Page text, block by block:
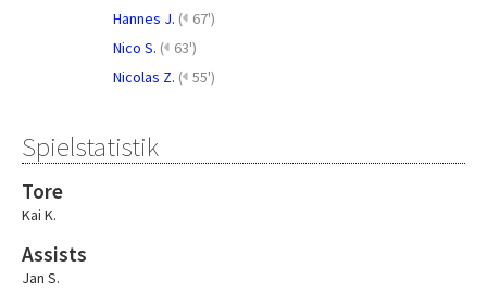
Hannes J. ( 67')
Nico S. ( 63')
Nicolas Z. ( 55')
Spielstatistik
Tore
Kai K.
Assists
Jan S.